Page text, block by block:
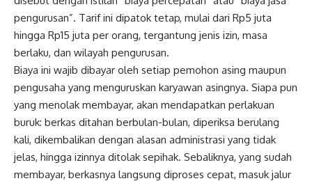
pengurusan”. Tarif ini dipatok tetap, mulai dari Rp5 juta
hingga Rp15 juta per orang, tergantung jenis izin, masa
berlaku, dan wilayah pengurusan.
Biaya ini wajib dibayar oleh setiap pemohon asing maupun
pengusaha yang menguruskan karyawan asingnya. Siapa pun
yang menolak membayar, akan mendapatkan perlakuan
buruk: berkas ditahan berbulan-bulan, diperiksa berulang
kali, dikembalikan dengan alasan administrasi yang tidak
jelas, hingga izinnya ditolak sepihak. Sebaliknya, yang sudah
membayar, berkasnya langsung diproses cepat, masuk jalur